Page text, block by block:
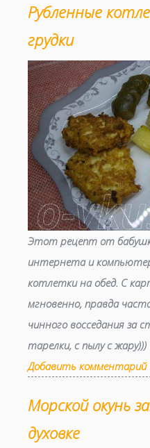
Рубленные
грудки
Этот рецепт от
интернета и
котлетки на обед. С
мгновенно, правда
чинного восседания за
тарелки, с пылу с жару)))
Добавить комментарий
Морской окунь
духовке